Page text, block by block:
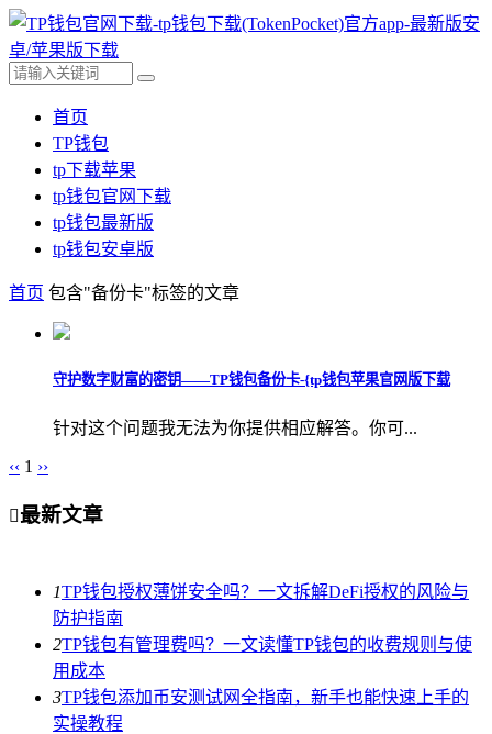
首页
TP钱包
tp下载苹果
tp钱包官网下载
tp钱包最新版
tp钱包安卓版
首页 包含"备份卡"标签的文章
守护数字财富的密钥——TP钱包备份卡-{tp钱包苹果官网版下载
针对这个问题我无法为你提供相应解答。你可...
‹‹ 1 ››
最新文章
1TP钱包授权薄饼安全吗？一文拆解DeFi授权的风险与
防护指南
2TP钱包有管理费吗？一文读懂TP钱包的收费规则与使
用成本
3TP钱包添加币安测试网全指南，新手也能快速上手的
实操教程